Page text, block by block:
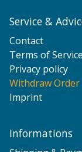
Service &
Contact
Terms of Service
Privacy policy
Withdraw Order
Imprint
Informations